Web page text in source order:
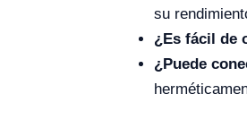
su
¿Es fácil de
¿Puede